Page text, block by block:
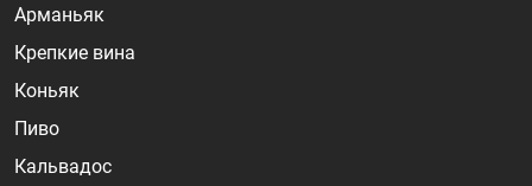
Арманьяк
Крепкие вина
Коньяк
Пиво
Кальвадос